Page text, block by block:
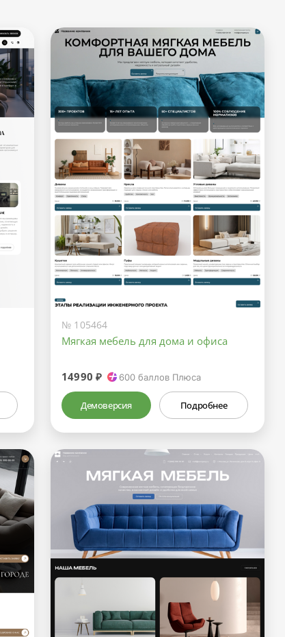
№ 105464
Мягкая мебель для дома и офиса
14990 ₽ 600 баллов Плюса
Демоверсия Подробнее